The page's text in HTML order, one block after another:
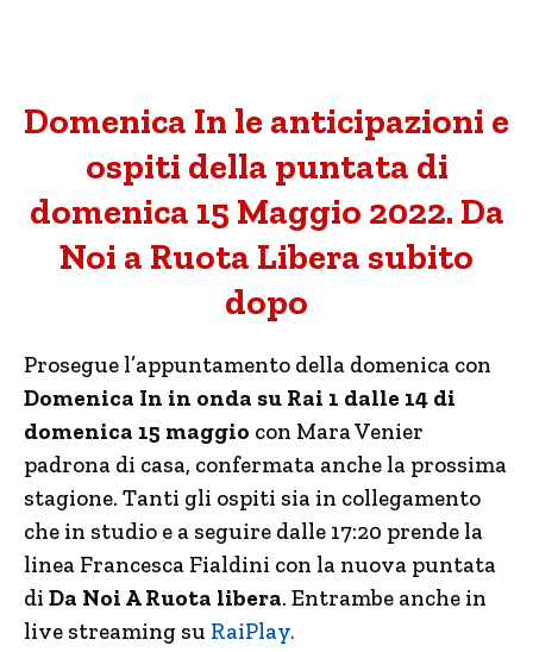
Domenica In le anticipazioni e
ospiti della puntata di
domenica 15 Maggio 2022. Da
Noi a Ruota Libera subito
dopo
Prosegue l’appuntamento della domenica con
Domenica In in onda su Rai 1 dalle 14 di
domenica 15 maggio con Mara Venier
padrona di casa, confermata anche la prossima
stagione. Tanti gli ospiti sia in collegamento
che in studio e a seguire dalle 17:20 prende la
linea Francesca Fialdini con la nuova puntata
di Da Noi A Ruota libera. Entrambe anche in
live streaming su RaiPlay.